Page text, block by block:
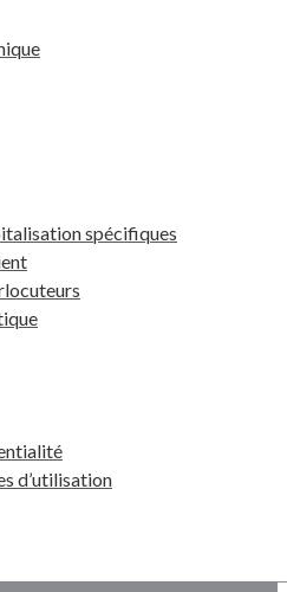
spécifiques
d’utilisation